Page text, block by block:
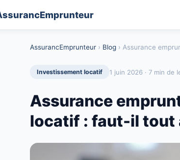
AssurancEmprunteur › Blog › Assurance
Investissement locatif 1 juin 2026 · 7 min de
Assurance
locatif : faut-il tout